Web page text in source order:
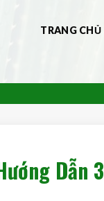
TRANG CHỦ
Dẫn